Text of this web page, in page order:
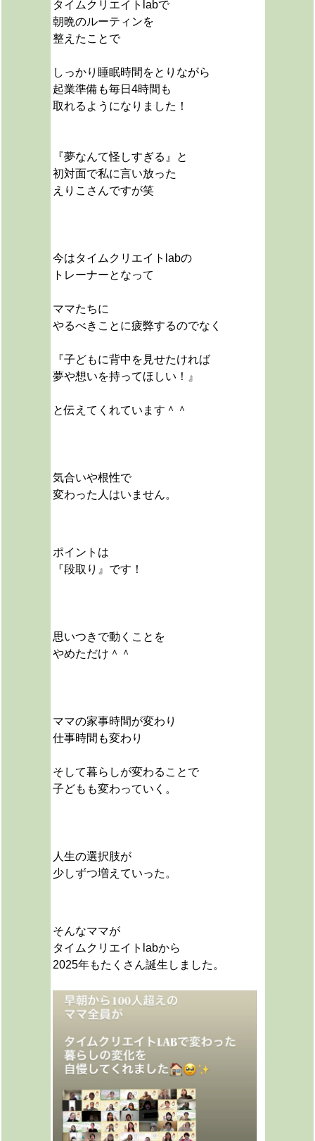
タイムクリエイトlabで
朝晩のルーティンを
整えたことで
しっかり睡眠時間をとりながら
起業準備も毎日4時間も
取れるようになりました！
『夢なんて怪しすぎる』と
初対面で私に言い放った
えりこさんですが笑
今はタイムクリエイトlabの
トレーナーとなって
ママたちに
やるべきことに疲弊するのでなく
『子どもに背中を見せたければ
夢や想いを持ってほしい！』
と伝えてくれています＾＾
気合いや根性で
変わった人はいません。
ポイントは
『段取り』です！
思いつきで動くことを
やめただけ＾＾
ママの家事時間が変わり
仕事時間も変わり
そして暮らしが変わることで
子どもも変わっていく。
人生の選択肢が
少しずつ増えていった。
そんなママが
タイムクリエイトlabから
2025年もたくさん誕生しました。